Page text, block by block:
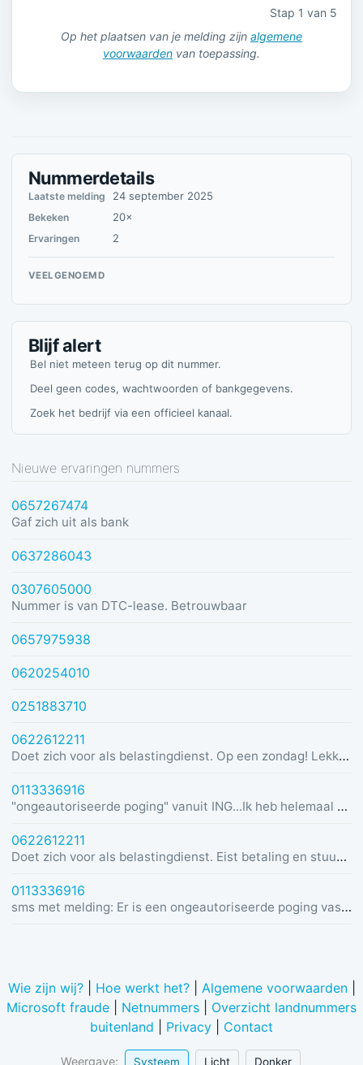
Stap 1 van 5
Op het plaatsen van je melding zijn algemene
voorwaarden van toepassing.
Nummerdetails
Laatste melding 24 september 2025
Bekeken 20×
Ervaringen 2
VEELGENOEMD
Blijf alert
Bel niet meteen terug op dit nummer.
Deel geen codes, wachtwoorden of bankgegevens.
Zoek het bedrijf via een officieel kanaal.
Nieuwe ervaringen nummers
0657267474
Gaf zich uit als bank
0637286043
0307605000
Nummer is van DTC-lease. Betrouwbaar
0657975938
0620254010
0251883710
0622612211
Doet zich voor als belastingdienst. Op een zondag! Lekker dom
0113336916
"ongeautoriseerde poging" vanuit ING...Ik heb helemaal geen rekening bij ING :)
0622612211
Doet zich voor als belastingdienst. Eist betaling en stuurt link in bericht met dreiging van beslaglegging.
0113336916
sms met melding: Er is een ongeautoriseerde poging vastgesteld vanuit Duitsland was u dit niet? Bel de alarmlijn op 0113336916
Wie zijn wij?| Hoe werkt het?| Algemene voorwaarden|
Microsoft fraude
Netnummers
Overzicht landnummers
buitenland
Privacy Contact
Weergave: Systeem Licht Donker